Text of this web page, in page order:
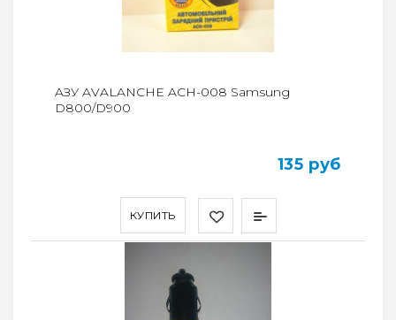
КУПИТЬ
AЗУ AVALANCHE ACH-008 Samsung
D800/D900
135 руб